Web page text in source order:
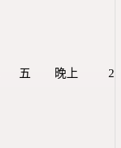
五 晚上 20